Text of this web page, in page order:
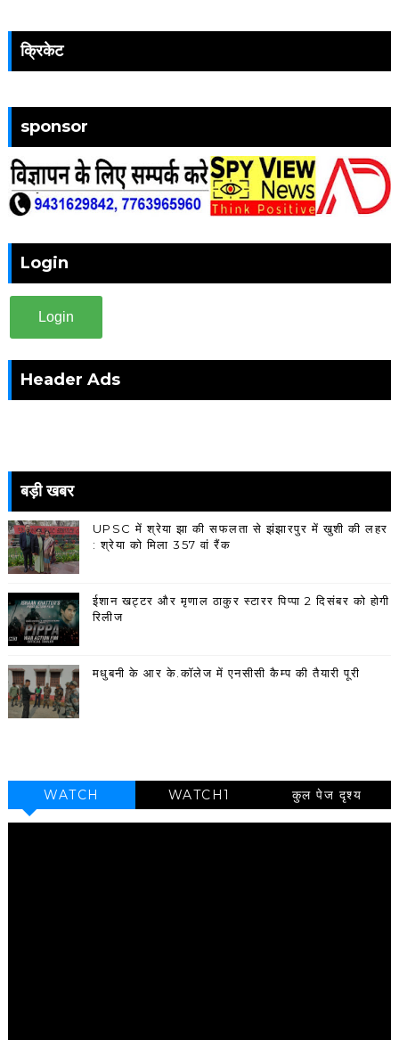
क्रिकेट
sponsor
Login
Login
Header Ads
बड़ी खबर
UPSC में श्रेया झा की सफलता से झंझारपुर में खुशी की लहर
: श्रेया को मिला 357 वां रैंक
ईशान खट्टर और मृणाल ठाकुर स्टारर पिप्पा 2 दिसंबर को होगी
रिलीज
मधुबनी के आर के.कॉलेज में एनसीसी कैम्प की तैयारी पूरी
WATCH WATCH1 कुल पेज दृश्य